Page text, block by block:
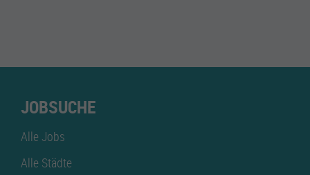
JOBSUCHE
Alle Jobs
Alle Städte